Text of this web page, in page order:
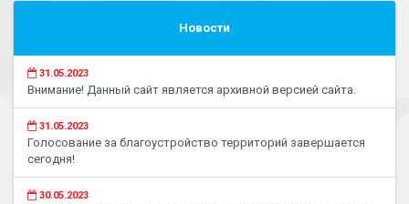
Новости
31.05.2023
Внимание! Данный сайт является архивной версией сайта.
31.05.2023
Голосование за благоустройство территорий завершается
сегодня!
30.05.2023